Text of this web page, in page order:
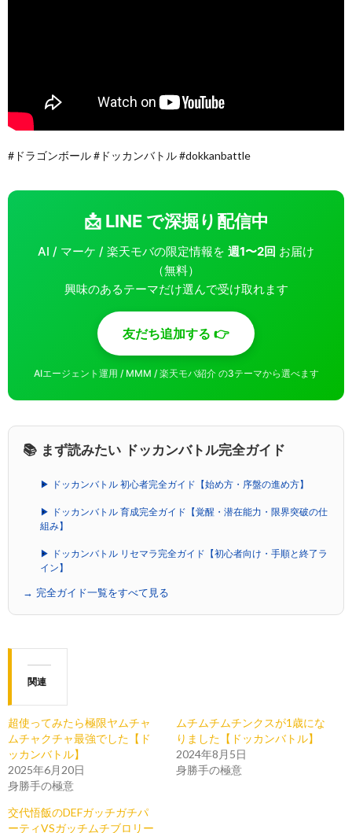
#ドラゴンボール #ドッカンバトル #dokkanbattle
📩 LINE で深掘り配信中
AI / マーケ / 楽天モバの限定情報を 週1〜2回 お届け
（無料）
興味のあるテーマだけ選んで受け取れます
友だち追加する 👉
AIエージェント運用 / MMM / 楽天モバ紹介 の3テーマから選べます
📚 まず読みたい ドッカンバトル完全ガイド
▶ ドッカンバトル 初心者完全ガイド【始め方・序盤の進め方】
▶ ドッカンバトル 育成完全ガイド【覚醒・潜在能力・限界突破の仕
組み】
▶ ドッカンバトル リセマラ完全ガイド【初心者向け・手順と終了ラ
イン】
→ 完全ガイド一覧をすべて見る
関連
超使ってみたら極限ヤムチャ
ムチャクチャ最強でした【ド
ッカンバトル】
2025年6月20日
身勝手の極意
ムチムチムチンクスが1歳にな
りました【ドッカンバトル】
2024年8月5日
身勝手の極意
交代悟飯のDEFガッチガチパ
ーティVSガッチムチブロリー